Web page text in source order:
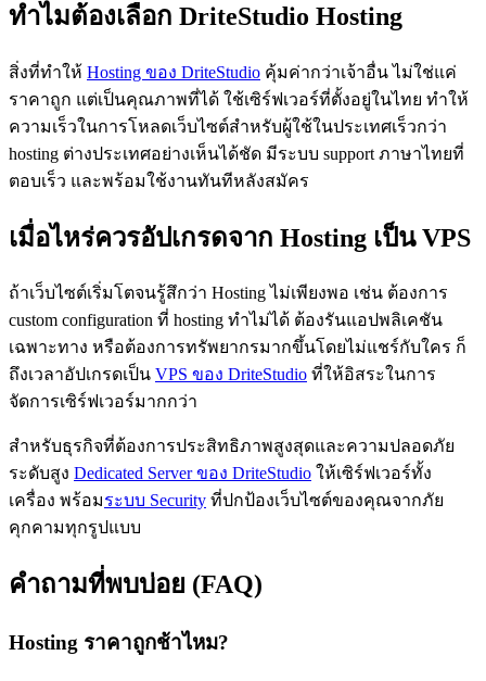
ทำไมต้องเลือก DriteStudio Hosting
สิ่งที่ทำให้ Hosting ของ DriteStudio คุ้มค่ากว่าเจ้าอื่น ไม่ใช่แค่
ราคาถูก แต่เป็นคุณภาพที่ได้ ใช้เซิร์ฟเวอร์ที่ตั้งอยู่ในไทย ทำให้
ความเร็วในการโหลดเว็บไซต์สำหรับผู้ใช้ในประเทศเร็วกว่า
hosting ต่างประเทศอย่างเห็นได้ชัด มีระบบ support ภาษาไทยที่
ตอบเร็ว และพร้อมใช้งานทันทีหลังสมัคร
เมื่อไหร่ควรอัปเกรดจาก Hosting เป็น VPS
ถ้าเว็บไซต์เริ่มโตจนรู้สึกว่า Hosting ไม่เพียงพอ เช่น ต้องการ
custom configuration ที่ hosting ทำไม่ได้ ต้องรันแอปพลิเคชัน
เฉพาะทาง หรือต้องการทรัพยากรมากขึ้นโดยไม่แชร์กับใคร ก็
ถึงเวลาอัปเกรดเป็น VPS ของ DriteStudio ที่ให้อิสระในการ
จัดการเซิร์ฟเวอร์มากกว่า
สำหรับธุรกิจที่ต้องการประสิทธิภาพสูงสุดและความปลอดภัย
ระดับสูง Dedicated Server ของ DriteStudio ให้เซิร์ฟเวอร์ทั้ง
เครื่อง พร้อมระบบ Security ที่ปกป้องเว็บไซต์ของคุณจากภัย
คุกคามทุกรูปแบบ
คำถามที่พบบ่อย (FAQ)
Hosting ราคาถูกช้าไหม?